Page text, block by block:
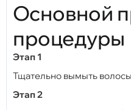
Основной
процедуры
Этап 1
Тщательно вымыть
Этап 2